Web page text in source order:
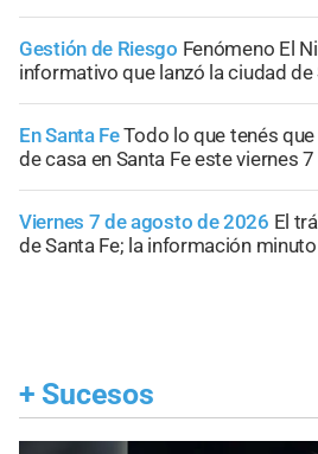
Gestión de Riesgo Fenómeno El
informativo que lanzó la ciudad de
En Santa FeTodo lo que tenés
de casa en Santa Fe este viernes
Viernes 7 de agosto de 2026 El
de Santa Fe; la información
+ Sucesos